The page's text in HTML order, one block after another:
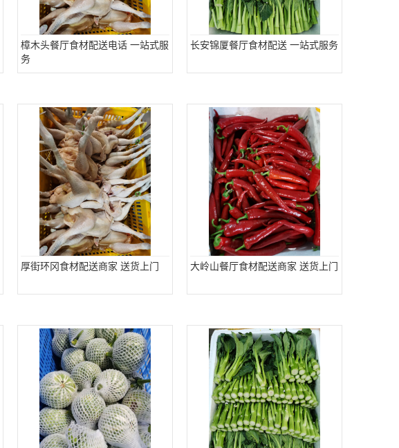
樟木头餐厅食材配送电话 一站式服
务
长安锦厦餐厅食材配送 一站式服务
厚街环冈食材配送商家 送货上门 大岭山餐厅食材配送商家 送货上门